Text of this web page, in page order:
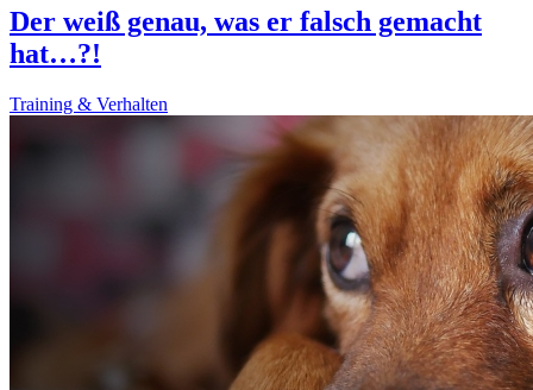
Der weiß genau, was er falsch gemacht
hat…?!
Training & Verhalten